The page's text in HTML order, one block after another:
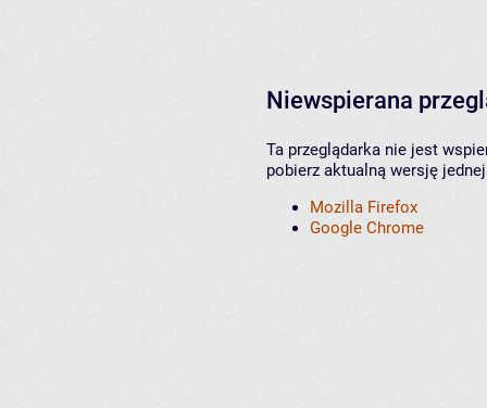
Niewspierana
Ta przeglądarka nie jest
pobierz aktualną wersję
Mozilla Firefox
Google Chrome